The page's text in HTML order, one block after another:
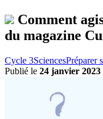
Comment
du magazine
Cycle 3SciencesPréparer
Publié le 24 janvier 2023